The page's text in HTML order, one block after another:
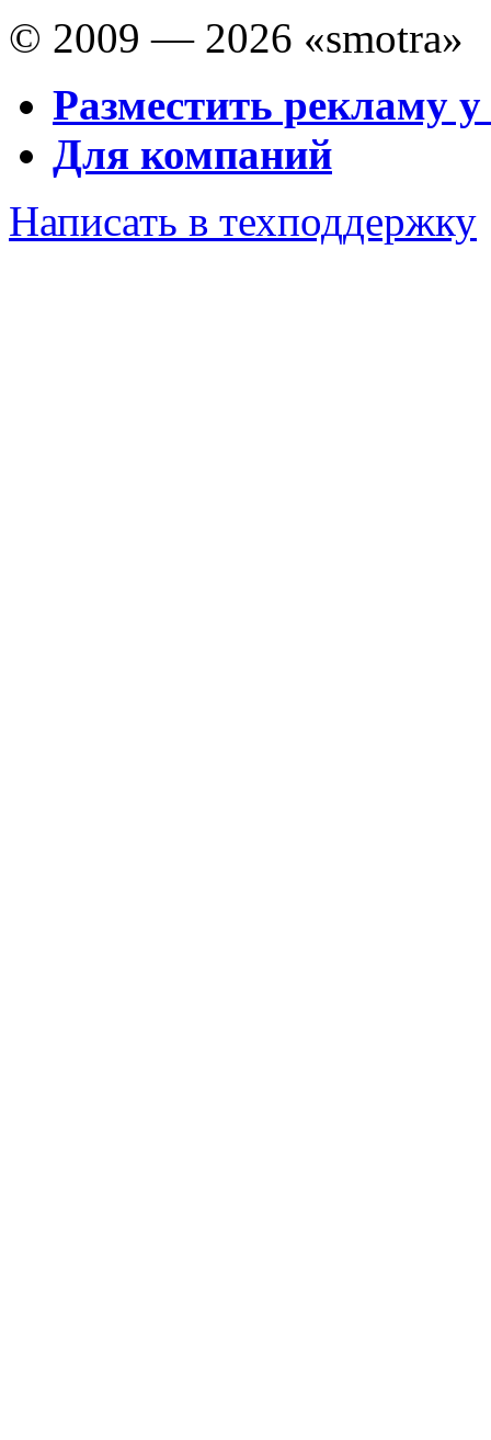
© 2009 — 2026 «smotra»
Разместить рекламу у
Для компаний
Написать в техподдержку